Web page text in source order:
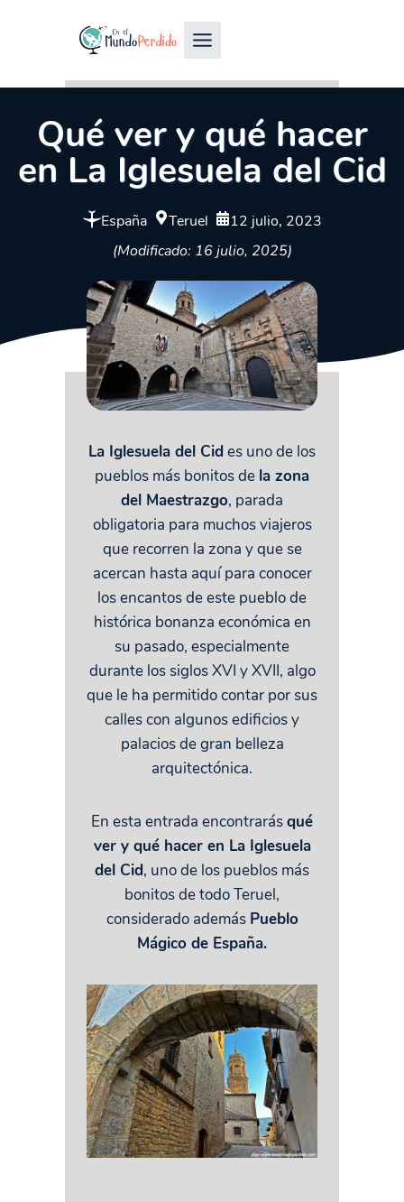
Qué ver y qué hacer
en La Iglesuela del Cid
España Teruel
12 julio, 2023
(Modificado: 16 julio, 2025)
La Iglesuela del Cides uno de los
pueblos más bonitos de la zona
del Maestrazgo, parada
obligatoria para muchos viajeros
que recorren la zona y que se
acercan hasta aquí para conocer
los encantos de este pueblo de
histórica bonanza económica en
su pasado, especialmente
durante los siglos XVI y XVII, algo
que le ha permitido contar por sus
calles con algunos edificios y
palacios de gran belleza
arquitectónica.
En esta entrada encontrarásqué
ver y qué hacer en La Iglesuela
del Cid, uno de los pueblos más
bonitos de todo Teruel,
considerado además Pueblo
Mágico de España.